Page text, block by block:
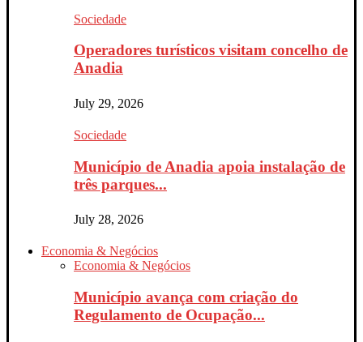
Sociedade
Operadores turísticos visitam concelho de
Anadia
July 29, 2026
Sociedade
Município de Anadia apoia instalação de
três parques...
July 28, 2026
Economia & Negócios
Economia & Negócios
Município avança com criação do
Regulamento de Ocupação...